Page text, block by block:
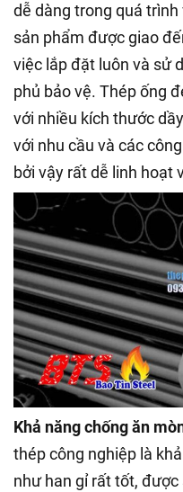
dễ dàng trong quá
sản phẩm được giao
việc lắp đặt luôn và sử
phủ bảo vệ. Thép ống
với nhiều kích thước
với nhu cầu và các
bởi vậy rất dễ linh hoạt
Khả năng chống ăn
thép công nghiệp là
như han gỉ rất tốt,